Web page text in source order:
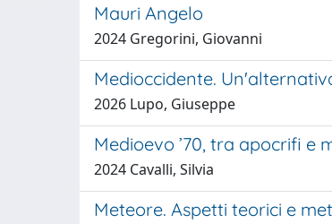
Mauri Angelo
2024 Gregorini, Giovanni
Medioccidente.
2026 Lupo, Giuseppe
Medioevo ’70, tra apocrifi e
2024 Cavalli, Silvia
Meteore. Aspetti teorici e